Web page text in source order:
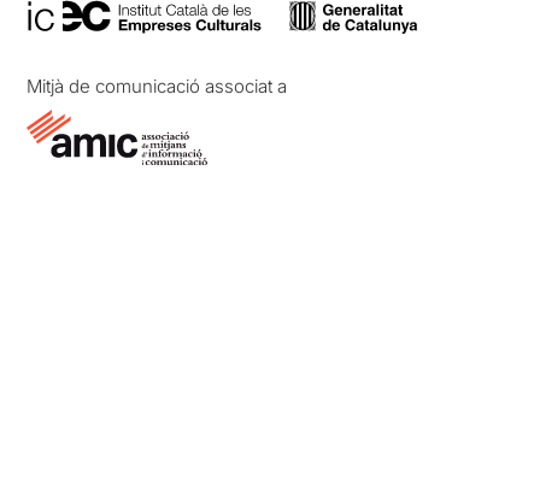
Mitjà de comunicació associat a